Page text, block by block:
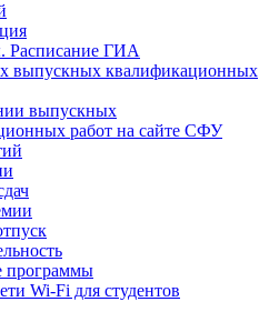
Расписание ГИА
выпускных квалификационных
выпускных
работ на сайте СФУ
программы
Wi-Fi для студентов